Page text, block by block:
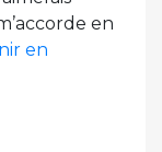
en
en